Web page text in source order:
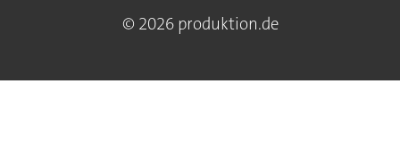
© 2026 produktion.de